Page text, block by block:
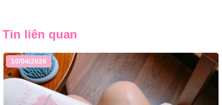
Tin liên quan
10/04/2026